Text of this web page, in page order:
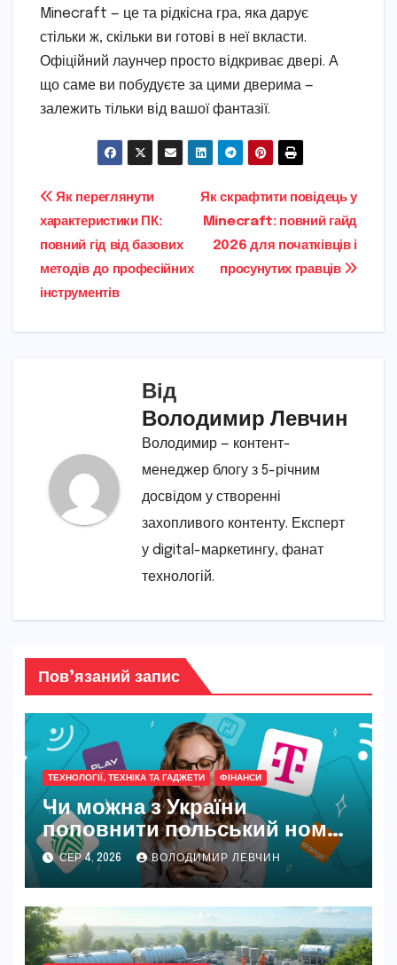
Minecraft — це та рідкісна гра, яка дарує
стільки ж, скільки ви готові в неї вкласти.
Офіційний лаунчер просто відкриває двері. А
що саме ви побудуєте за цими дверима —
залежить тільки від вашої фантазії.
Навігація
записів
Як скрафтити повідець у
Minecraft: повний гайд
2026 для початківців і
просунутих гравців
Як переглянути
характеристики ПК:
повний гід від базових
методів до професійних
інструментів
Від
Володимир Левчин
Володимир — контент-
менеджер блогу з 5-річним
досвідом у створенні
захопливого контенту. Експерт
у digital-маркетингу, фанат
технологій.
Пов’язаний запис
ТЕХНОЛОГІЇ, ТЕХНІКА ТА ГАДЖЕТИ ФІНАНСИ
Чи можна з України
поповнити польський номер
у 2026 році
СЕР 4, 2026 ВОЛОДИМИР ЛЕВЧИН